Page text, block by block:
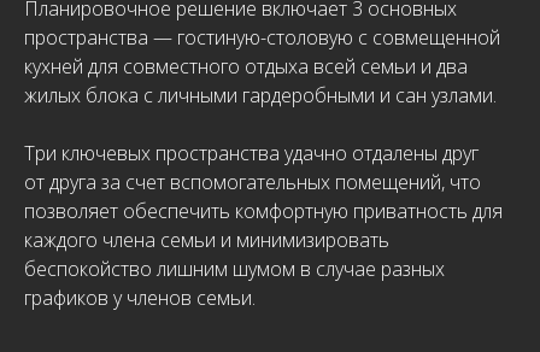
Планировочное решение включает 3 основных
пространства — гостиную-столовую с совмещенной
кухней для совместного отдыха всей семьи и два
жилых блока с личными гардеробными и сан узлами.
Три ключевых пространства удачно отдалены друг
от друга за счет вспомогательных помещений, что
позволяет обеспечить комфортную приватность для
каждого члена семьи и минимизировать
беспокойство лишним шумом в случае разных
графиков у членов семьи.